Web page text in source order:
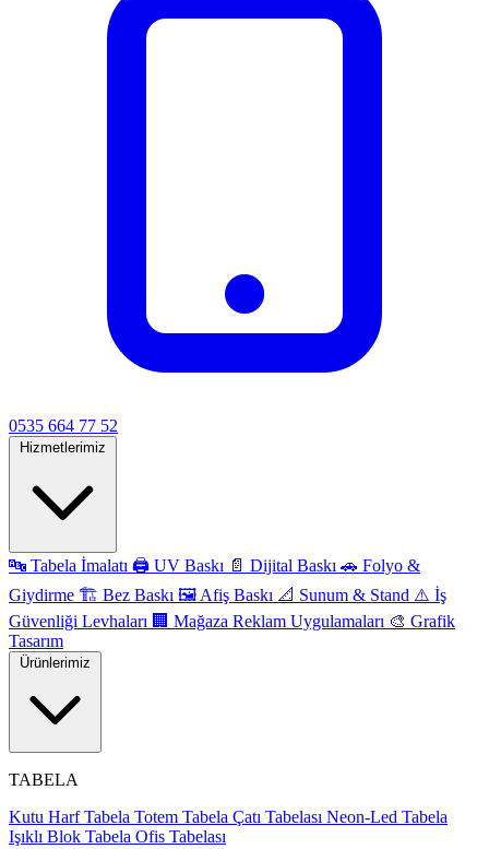
0535 664 77 52
🔤 Tabela İmalatı 🖨️ UV Baskı 📄 Dijital Baskı 🚗 Folyo &
Giydirme 🏗️ Bez Baskı 🖼️ Afiş Baskı 📐 Sunum & Stand ⚠️ İş
Güvenliği Levhaları 🏢 Mağaza Reklam Uygulamaları 🎨 Grafik
Tasarım
TABELA
Kutu Harf Tabela Totem Tabela Çatı Tabelası Neon-Led Tabela
Işıklı Blok Tabela Ofis Tabelası